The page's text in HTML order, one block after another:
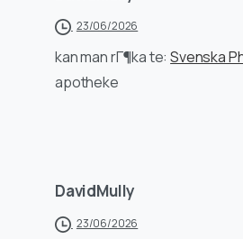
23/06/2026
kan man rГ¶ka te:Svenska
apotheke
DavidMully
23/06/2026